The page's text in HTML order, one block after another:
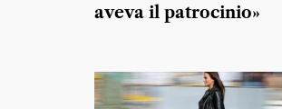
aveva il patrocinio»